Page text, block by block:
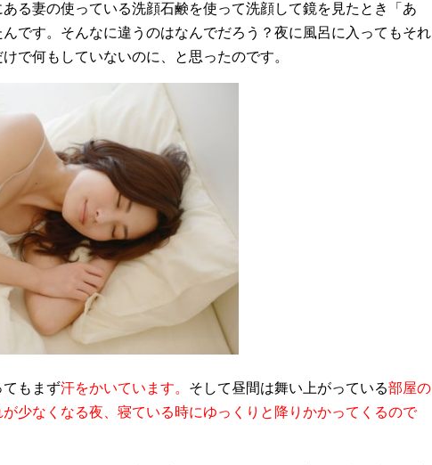
る妻の使っている洗顔石鹸を使って洗顔して鏡を見たとき「あ
です。 そんなに違うのはなんでだろう？夜に風呂に入ってもそれ
で何もしていないのに、と思ったのです。
てもまず汗をかいています。 そして昼間は舞い上がっている部屋の
少なくなる夜、寝ている時にゆっくりと降りかかってくるので